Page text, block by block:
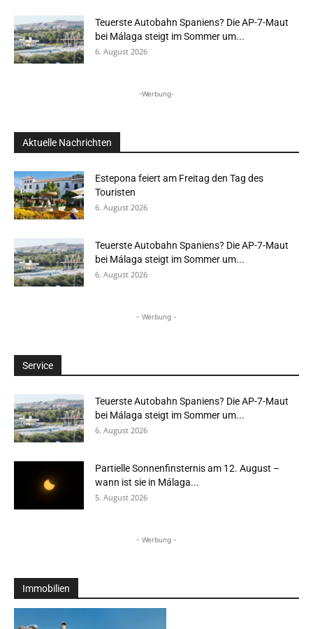
Teuerste Autobahn Spaniens? Die AP-7-Maut
bei Málaga steigt im Sommer um...
6. August 2026
-Werbung-
Aktuelle Nachrichten
Estepona feiert am Freitag den Tag des
Touristen
6. August 2026
Teuerste Autobahn Spaniens? Die AP-7-Maut
bei Málaga steigt im Sommer um...
6. August 2026
- Werbung -
Service
Teuerste Autobahn Spaniens? Die AP-7-Maut
bei Málaga steigt im Sommer um...
6. August 2026
Partielle Sonnenfinsternis am 12. August –
wann ist sie in Málaga...
5. August 2026
- Werbung -
Immobilien